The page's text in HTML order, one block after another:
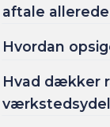
aftale
Hvordan
Hvad dækker